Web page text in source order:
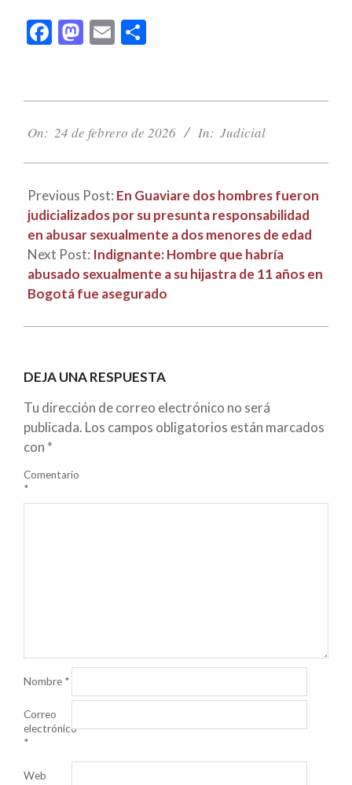
Facebook
Mastodon
Email
02-
On: 24 de febrero de 2026 In: Judicial
Previous Post: En Guaviare dos hombres fueron
judicializados por su presunta responsabilidad
en abusar sexualmente a dos menores de edad
Next Post: Indignante: Hombre que habría
abusado sexualmente a su hijastra de 11 años en
Bogotá fue asegurado
DEJA UNA RESPUESTA
Tu dirección de correo electrónico no será
publicada. Los campos obligatorios están marcados
con *
Comentario
*
Nombre *
Correo
electrónico
*
Web